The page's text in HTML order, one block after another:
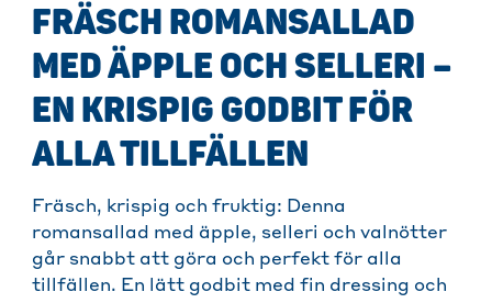
FRÄSCH ROMANSALLAD
MED ÄPPLE OCH SELLERI –
EN KRISPIG GODBIT FÖR
ALLA TILLFÄLLEN
Fräsch, krispig och fruktig: Denna
romansallad med äpple, selleri och valnötter
går snabbt att göra och perfekt för alla
tillfällen. En lätt godbit med fin dressing och